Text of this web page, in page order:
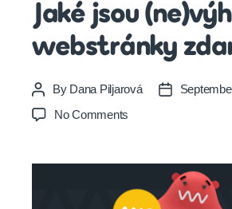
Jaké jsou
webstránky
Post
author
By Dana Piljarová
Post
No Comments
(ne)výhody
webstránky
zdarma